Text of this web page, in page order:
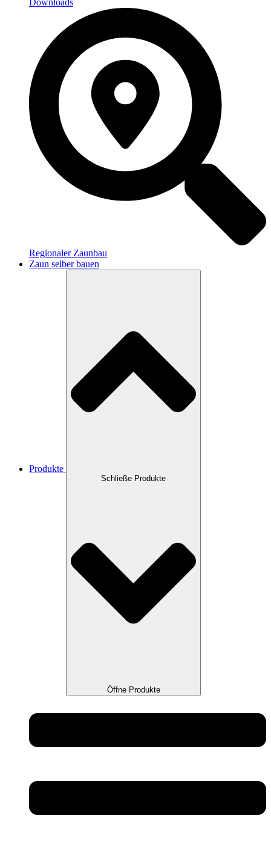
Downloads
Regionaler Zaunbau
Zaun selber bauen
Produkte
Schließe Produkte
Öffne Produkte